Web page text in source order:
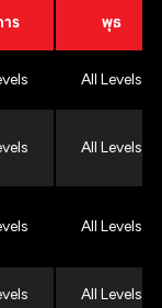
ร พุธ
All Levels
All Levels
All Levels
All Levels